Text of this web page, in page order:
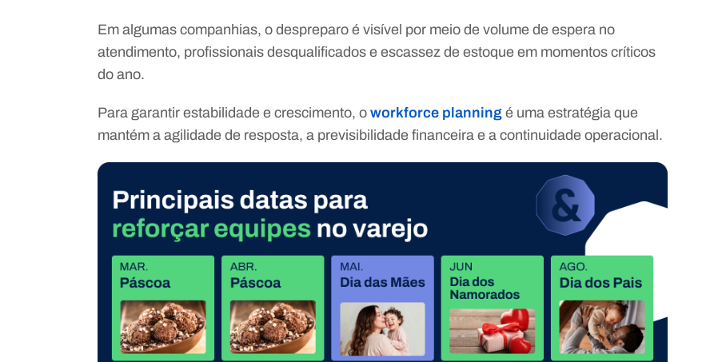
Em algumas companhias, o despreparo é visível por meio de volume de espera no
atendimento, profissionais desqualificados e escassez de estoque em momentos críticos
do ano.
Para garantir estabilidade e crescimento, o workforce planning é uma estratégia que
mantém a agilidade de resposta, a previsibilidade financeira e a continuidade operacional.